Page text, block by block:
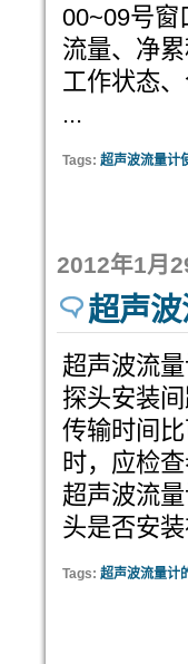
00~09号窗
流量、净
工作状态、
...
Tags: 超声波流量计
2012年1月
超声
超声波流
探头安装
传输时间
时，应检
超声波流
头是否安
Tags: 超声波流量计